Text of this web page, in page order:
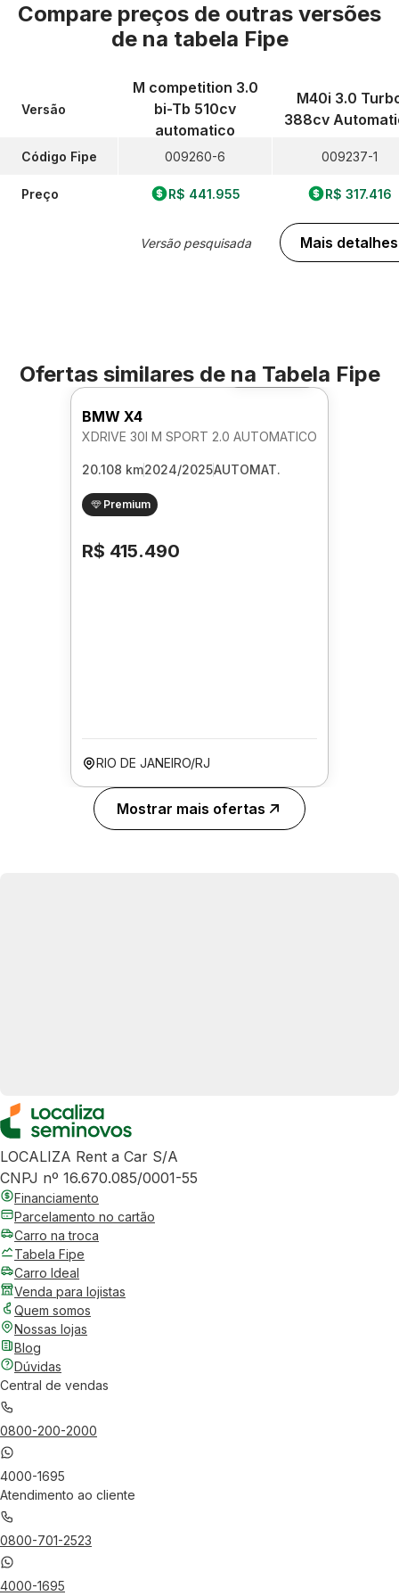
Compare preços de outras versões
de na tabela Fipe
Versão
Código Fipe
Preço
M competition 3.0
bi-Tb 510cv
automatico
009260-6
R$ 441.955
Versão pesquisada
M40i 3.0
388cv
009237-1
R$ 317.416
Mais detalhes
Ofertas similares de na Tabela Fipe
Foto 360º
BMW X4
XDRIVE 30I M SPORT 2.0 AUTOMATICO
20.108 km2024/2025AUTOMAT.
Premium
R$ 415.490
RIO DE JANEIRO/RJ
Mostrar mais ofertas
LOCALIZA Rent a Car S/A
CNPJ nº 16.670.085/0001-55
Financiamento
Parcelamento no cartão
Carro na troca
Tabela Fipe
Carro Ideal
Venda para lojistas
Quem somos
Nossas lojas
Blog
Dúvidas
Central de vendas
0800-200-2000
4000-1695
Atendimento ao cliente
0800-701-2523
4000-1695